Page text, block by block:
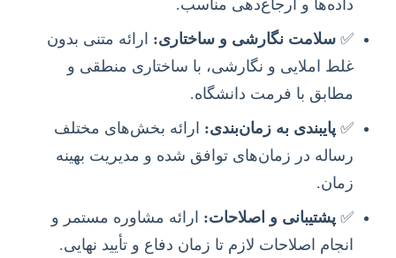
داده‌ها و ارجاع‌دهی مناسب.
✅ سلامت نگارشی و ساختاری: ارائه متنی بدون
غلط املایی و نگارشی، با ساختاری منطقی و
مطابق با فرمت دانشگاه.
✅ پایبندی به زمان‌بندی: ارائه بخش‌های مختلف
رساله در زمان‌های توافق شده و مدیریت بهینه
زمان.
✅ پشتیبانی و اصلاحات: ارائه مشاوره مستمر و
انجام اصلاحات لازم تا زمان دفاع و تأیید نهایی.